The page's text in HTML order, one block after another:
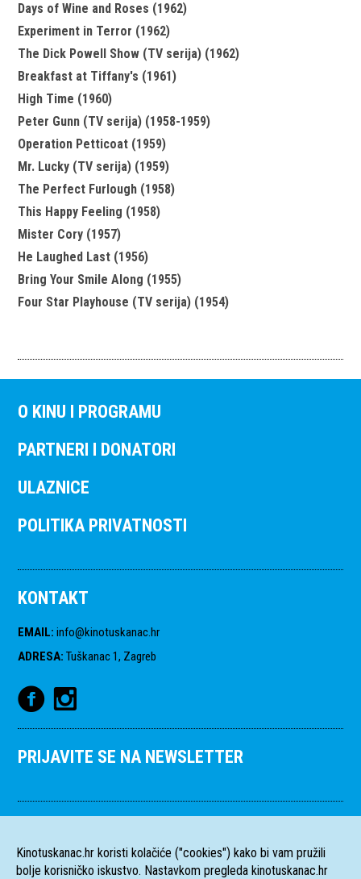
Days of Wine and Roses (1962)
Experiment in Terror (1962)
The Dick Powell Show (TV serija) (1962)
Breakfast at Tiffany's (1961)
High Time (1960)
Peter Gunn (TV serija) (1958-1959)
Operation Petticoat (1959)
Mr. Lucky (TV serija) (1959)
The Perfect Furlough (1958)
This Happy Feeling (1958)
Mister Cory (1957)
He Laughed Last (1956)
Bring Your Smile Along (1955)
Four Star Playhouse (TV serija) (1954)
O KINU I PROGRAMU
PARTNERI I DONATORI
ULAZNICE
POLITIKA PRIVATNOSTI
KONTAKT
EMAIL: info@kinotuskanac.hr
ADRESA: Tuškanac 1, Zagreb
PRIJAVITE SE NA NEWSLETTER
Kinotuskanac.hr koristi kolačiće ("cookies") kako bi vam pružili
bolje korisničko iskustvo. Nastavkom pregleda kinotuskanac.hr